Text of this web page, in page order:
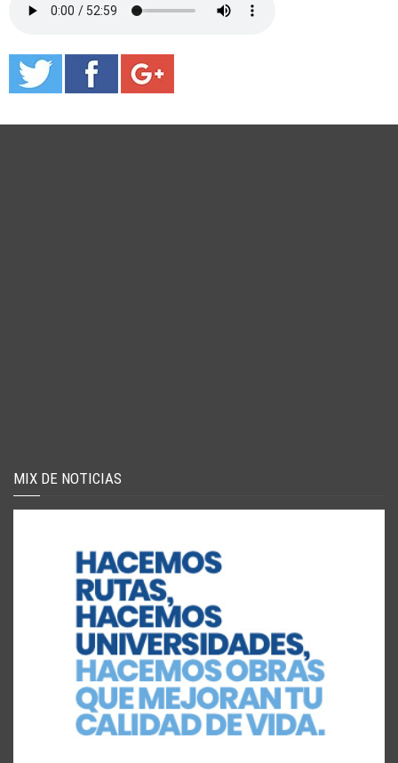
MIX DE NOTICIAS